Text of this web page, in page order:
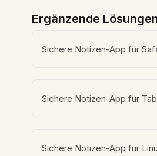
Ergänzende
Sichere Notizen-App für
Sichere Notizen-App für
Sichere Notizen-App für